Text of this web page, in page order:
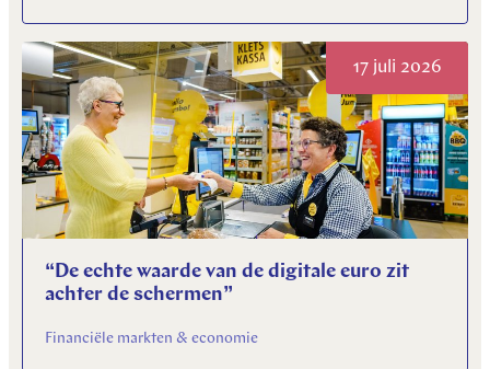
17 juli 2026
“De echte waarde van de digitale euro zit
achter de schermen”
Financiële markten & economie